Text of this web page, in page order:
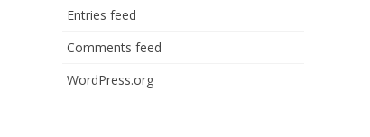
Entries feed
Comments feed
WordPress.org